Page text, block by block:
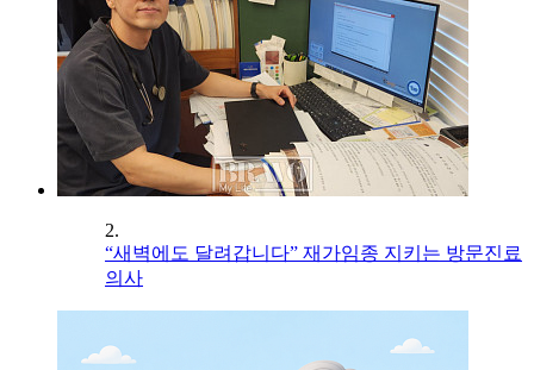
2.
“새벽에도 달려갑니다” 재가임종 지키는 방문진료
의사